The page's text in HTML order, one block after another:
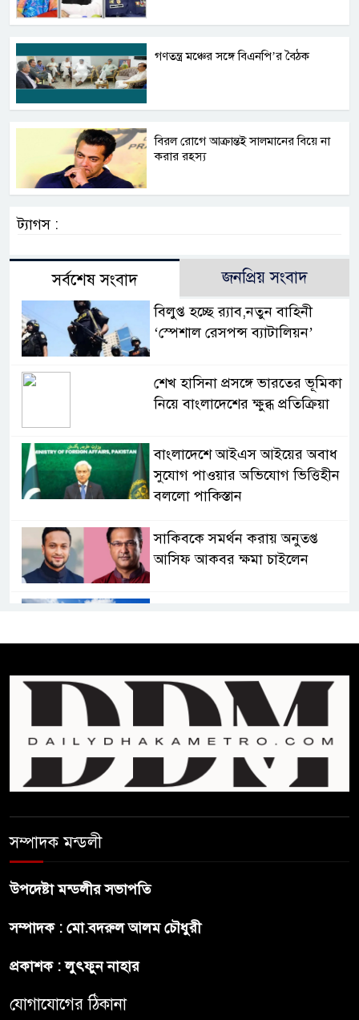
গণতন্ত্র মঞ্চের সঙ্গে বিএনপি’র বৈঠক
বিরল রোগে আক্রান্তই সালমানের বিয়ে না
করার রহস্য
ট্যাগস :
সর্বশেষ সংবাদ জনপ্রিয় সংবাদ
বিলুপ্ত হচ্ছে র‍্যাব,নতুন বাহিনী
‘স্পেশাল রেসপন্স ব্যাটালিয়ন’
শেখ হাসিনা প্রসঙ্গে ভারতের ভূমিকা
নিয়ে বাংলাদেশের ক্ষুব্ধ প্রতিক্রিয়া
বাংলাদেশে আইএস আইয়ের অবাধ
সুযোগ পাওয়ার অভিযোগ ভিত্তিহীন
বললো পাকিস্তান
সাকিবকে সমর্থন করায় অনুতপ্ত
আসিফ আকবর ক্ষমা চাইলেন
প্রথম শ্রেণি ছাড়া অন্য সব শ্রেণিতে
হবে ভর্তি পরীক্ষা: শিক্ষা মন্ত্রণালয়
জনগনের অধিকার আদায়ে এসেছিঃ
জামাতের আমির
বন্ধুত্ব : ব্রেট লি
সম্পাদক মন্ডলী
উপদেষ্টা মন্ডলীর সভাপতি
সম্পাদক : মো.বদরুল আলম চৌধুরী
প্রকাশক : লুৎফুন নাহার
যোগাযোগের ঠিকানা